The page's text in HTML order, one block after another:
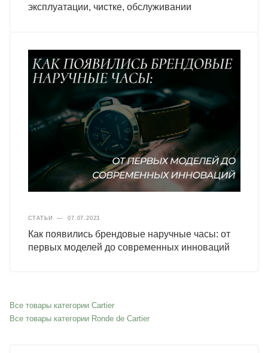
эксплуатации, чистке, обслуживании
СТАТЬИ — 07.07.2023
Как появились брендовые наручные часы: от
первых моделей до современных инноваций
Все товары категории Cartier
Все товары категории Ronde de Cartier